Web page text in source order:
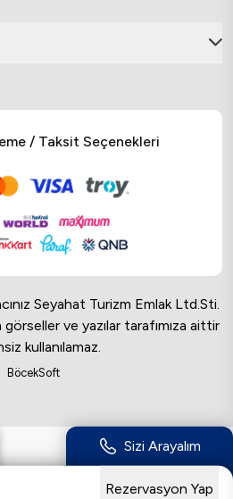
/ Taksit Seçenekleri
Seyahat Turizm Emlak Ltd.Sti.
görseller ve yazılar tarafımıza aittir
kullanılamaz.
BöcekSoft
Sizi Arayalım
Rezervasyon Yap